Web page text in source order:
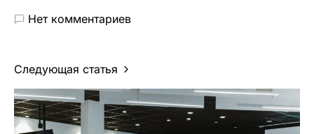
Нет комментариев
Следующая статья